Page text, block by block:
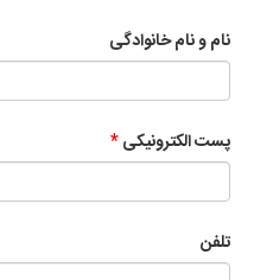
نام و نام خانوادگی
پست الکترونیکی
تلفن